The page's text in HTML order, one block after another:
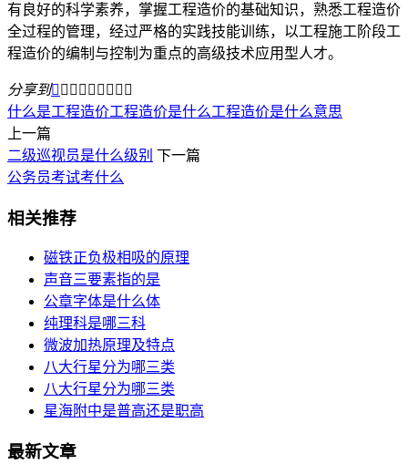
有良好的科学素养，掌握工程造价的基础知识，熟悉工程造价
全过程的管理，经过严格的实践技能训练，以工程施工阶段工
程造价的编制与控制为重点的高级技术应用型人才。
分享到        
什么是工程造价工程造价是什么工程造价是什么意思
上一篇
二级巡视员是什么级别 下一篇
公务员考试考什么
相关推荐
磁铁正负极相吸的原理
声音三要素指的是
公章字体是什么体
纯理科是哪三科
微波加热原理及特点
八大行星分为哪三类
八大行星分为哪三类
星海附中是普高还是职高
最新文章